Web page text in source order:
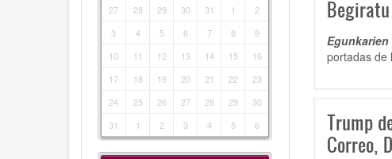
27 28 29 30 31 1
2
3
4 5 6 7 8
9
10
11 12 13 14 15
16
17
18 19 20 21 22
23
24
25 26 27 28 29
30
31
1 2 3 4 5 6
portadas de
Trump
Correo,